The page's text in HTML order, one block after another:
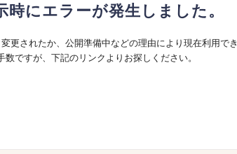
にエラーが発生しました。
更されたか、公開準備中などの理由により現在利用でき
ですが、下記のリンクよりお探しください。